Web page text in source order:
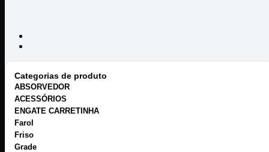
Categorias de produto
ABSORVEDOR
ACESSÓRIOS
ENGATE CARRETINHA
Farol
Friso
Grade